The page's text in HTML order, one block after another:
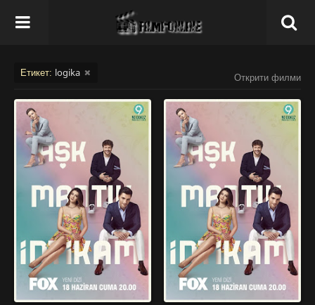
Етикет: logika Открити филми